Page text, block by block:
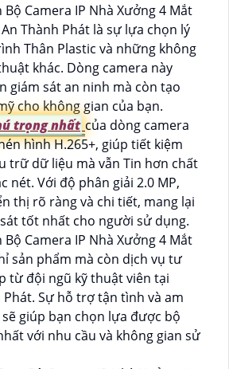
Camera IP Nhà Xưởng 4 Mắt
Thành Phát là sự lựa chọn lý
Thân Plastic và những không
khác. Dòng camera này
giám sát an ninh mà còn tạo
cho không gian của bạn.
trọng nhất của dòng camera
hình H.265+, giúp tiết kiệm
trữ dữ liệu mà vẫn Tin hơn chất
nét. Với độ phân giải 2.0 MP,
thị rõ ràng và chi tiết, mang lại
tốt nhất cho người sử dụng.
Camera IP Nhà Xưởng 4 Mắt
sản phẩm mà còn dịch vụ tư
từ đội ngũ kỹ thuật viên tại
Phát. Sự hỗ trợ tận tình và am
giúp bạn chọn lựa được bộ
với nhu cầu và không gian sử